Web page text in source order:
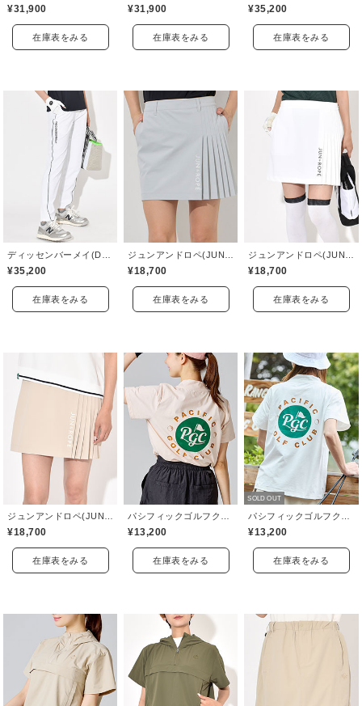
¥31,900
在庫表をみる
¥31,900
在庫表をみる
¥35,200
在庫表をみる
¥35,200
在庫表をみる
¥18,700
在庫表をみる
¥18,700
在庫表をみる
¥18,700
在庫表をみる
¥13,200
在庫表をみる
SOLD OUT
¥13,200
在庫表をみる